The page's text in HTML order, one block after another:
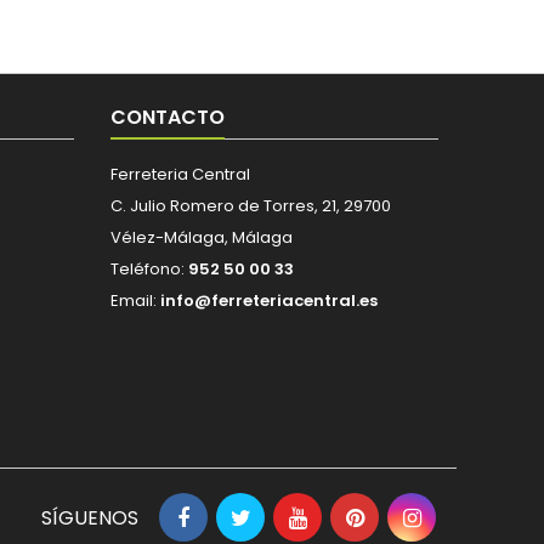
CONTACTO
Ferreteria Central
C. Julio Romero de Torres, 21, 29700
Vélez-Málaga, Málaga
Teléfono: 952 50 00 33
Email: info@ferreteriacentral.es
SÍGUENOS